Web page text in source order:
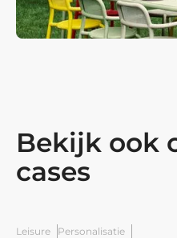
Bekijk ook
cases
Leisure Personalisatie